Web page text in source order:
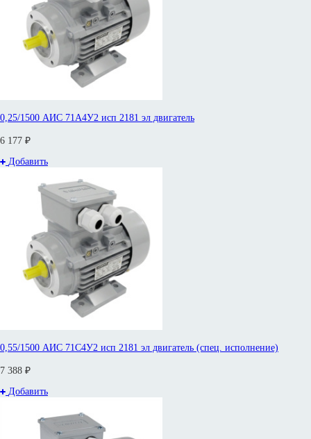
0,25/1500 АИС 71А4У2 исп 2181 эл двигатель
6 177 ₽
Добавить
0,55/1500 АИС 71С4У2 исп 2181 эл двигатель (спец. исполнение)
7 388 ₽
Добавить